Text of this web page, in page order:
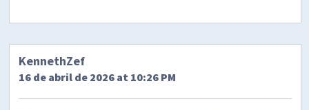
KennethZef
16 de abril de 2026 at 10:26 PM